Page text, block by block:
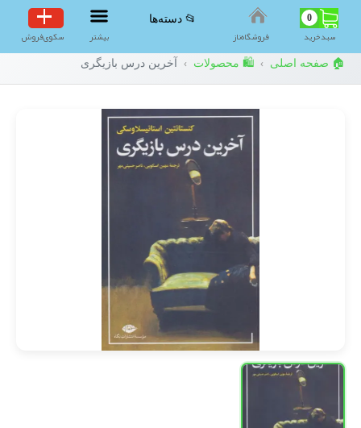
0
سبد‌خرید فروشگاه‌ناز
📂 دسته‌ها
بیشتر سکوی‌فروش
🏠 صفحه اصلی › 🛍️ محصولات › آخرین درس بازیگری